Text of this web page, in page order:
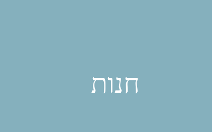
חנות